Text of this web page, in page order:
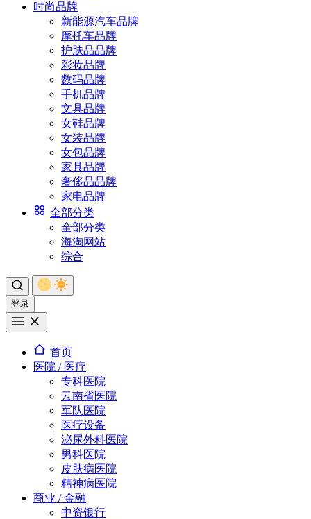
时尚品牌
新能源汽车品牌
摩托车品牌
护肤品品牌
彩妆品牌
数码品牌
手机品牌
文具品牌
女鞋品牌
女装品牌
女包品牌
家具品牌
奢侈品品牌
家电品牌
全部分类
全部分类
海淘网站
综合
登录
首页
医院 / 医疗
专科医院
云南省医院
军队医院
医疗设备
泌尿外科医院
男科医院
皮肤病医院
精神病医院
商业 / 金融
中资银行